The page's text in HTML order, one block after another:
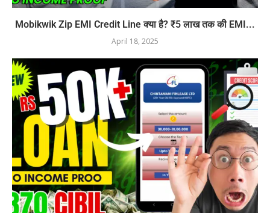
Mobikwik Zip EMI Credit Line क्या है? ₹5 लाख तक की EMI...
April 18, 2025